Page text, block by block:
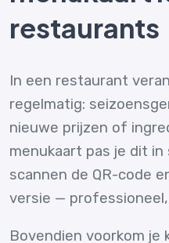
restaurants
In een restaurant
regelmatig:
nieuwe prijzen of
menukaart pas je dit in
scannen de QR-code
versie —
Bovendien voorkom je